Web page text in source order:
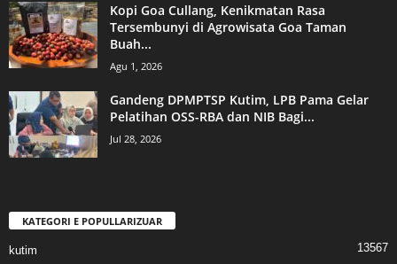
Kopi Goa Cullang, Kenikmatan Rasa
Tersembunyi di Agrowisata Goa Taman
Buah...
Agu 1, 2026
Gandeng DPMPTSP Kutim, LPB Pama Gelar
Pelatihan OSS-RBA dan NIB Bagi...
Jul 28, 2026
KATEGORI E POPULLARIZUAR
kutim 13567